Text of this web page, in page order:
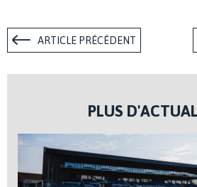
ARTICLE PRÉCÉDENT
PLUS